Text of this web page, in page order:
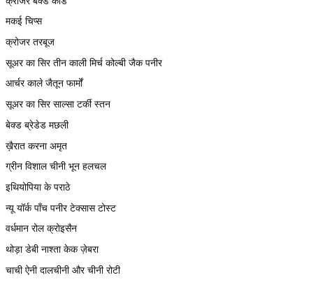
मकई चिप्स
क्रोजर तरबूज
सूअर का सिर तीन काली मिर्च कोल्बी जैक पनीर
आर्चर काले जैतून फार्मों
सूअर का सिर साल्सा टर्की स्तन
बेक्ड ब्रेडेड मछली
ख़ैरात करना अमृत
ग्रीन विशाल चीनी भून हलचल
इथियोपिया के पराठे
न्यू यॉर्क पाँच पनीर टेक्सास टोस्ट
वर्धमान रोल क्रोइसैन
थोड़ा डेबी नाश्ता केक ज़ेबरा
चाची ऐनी दालचीनी और चीनी रोटी